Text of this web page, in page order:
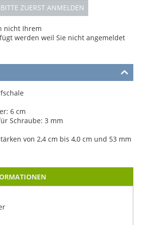
ZUERST ANMELDEN
nicht Ihrem
werden weil Sie nicht angemeldet
6 cm
Schraube: 3 mm
von 2,4 cm bis 4,0 cm und 53 mm